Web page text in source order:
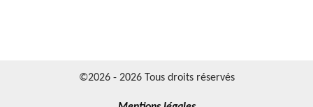
©2026 - 2026 Tous droits réservés